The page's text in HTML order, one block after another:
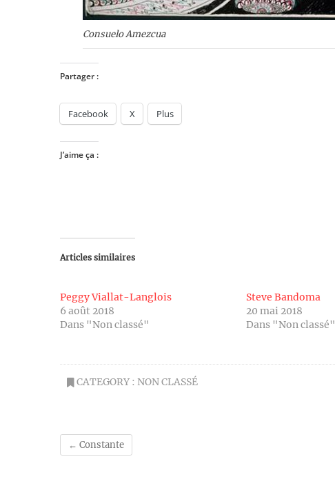
Consuelo Amezcua
Partager :
Facebook X Plus
J’aime ça :
Articles similaires
Peggy Viallat-Langlois
6 août 2018
Dans "Non classé"
Steve Bandoma
20 mai 2018
Dans "Non classé"
CATEGORY : NON CLASSÉ
← Constante